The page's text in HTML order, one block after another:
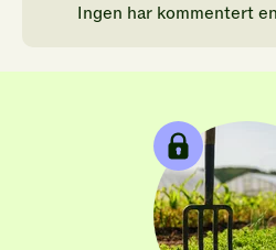
Ingen har kommentert